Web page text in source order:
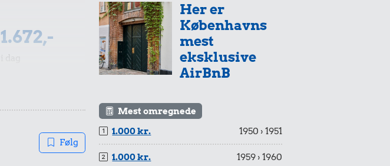
1.672,-
836,- Følg
Her er
Københavns
mest
eksklusive
AirBnB
Mest omregnede
1.000 kr.
1950 › 1951
1.000 kr. 1959 › 1960